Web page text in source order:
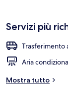
Servizi più
Trasferimento
Aria
Mostra tutto